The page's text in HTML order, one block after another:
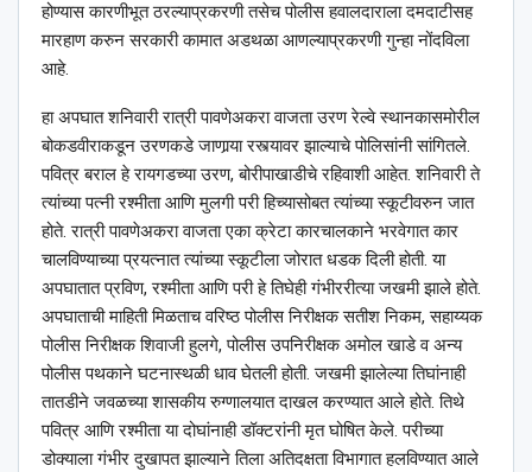
होण्यास कारणीभूत ठरल्याप्रकरणी तसेच पोलीस हवालदाराला दमदाटीसह
मारहाण करुन सरकारी कामात अडथळा आणल्याप्रकरणी गुन्हा नोंदविला
आहे.
हा अपघात शनिवारी रात्री पावणेअकरा वाजता उरण रेल्वे स्थानकासमोरील
बोकडवीराकडून उरणकडे जाणार्‍या रस्त्यावर झाल्याचे पोलिसांनी सांगितले.
पवित्र बराल हे रायगडच्या उरण, बोरीपाखाडीचे रहिवाशी आहेत. शनिवारी ते
त्यांच्या पत्नी रश्मीता आणि मुलगी परी हिच्यासोबत त्यांच्या स्कूटीवरुन जात
होते. रात्री पावणेअकरा वाजता एका क्रेटा कारचालकाने भरवेगात कार
चालविण्याच्या प्रयत्नात त्यांच्या स्कूटीला जोरात धडक दिली होती. या
अपघातात प्रविण, रश्मीता आणि परी हे तिघेही गंभीररीत्या जखमी झाले होते.
अपघाताची माहिती मिळताच वरिष्ठ पोलीस निरीक्षक सतीश निकम, सहाय्यक
पोलीस निरीक्षक शिवाजी हुलगे, पोलीस उपनिरीक्षक अमोल खाडे व अन्य
पोलीस पथकाने घटनास्थळी धाव घेतली होती. जखमी झालेल्या तिघांनाही
तातडीने जवळच्या शासकीय रुग्णालयात दाखल करण्यात आले होते. तिथे
पवित्र आणि रश्मीता या दोघांनाही डॉक्टरांनी मृत घोषित केले. परीच्या
डोक्याला गंभीर दुखापत झाल्याने तिला अतिदक्षता विभागात हलविण्यात आले